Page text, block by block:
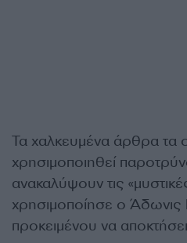
Τα χαλκευμένα άρθρα τα
χρησιμοποιηθεί
ανακαλύψουν τις
χρησιμοποίησε ο
προκειμένου να